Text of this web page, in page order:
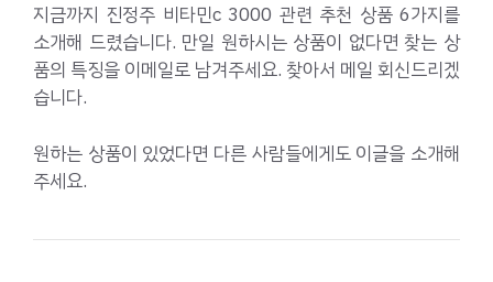
지금까지 진정주 비타민c 3000 관련 추천 상품 6가지를
소개해 드렸습니다. 만일 원하시는 상품이 없다면 찾는 상
품의 특징을 이메일로 남겨주세요. 찾아서 메일 회신드리겠
습니다.
원하는 상품이 있었다면 다른 사람들에게도 이글을 소개해
주세요.